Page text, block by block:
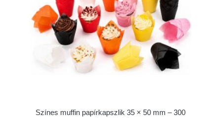
Színes muffin papírkapszlik 35 × 50 mm – 300